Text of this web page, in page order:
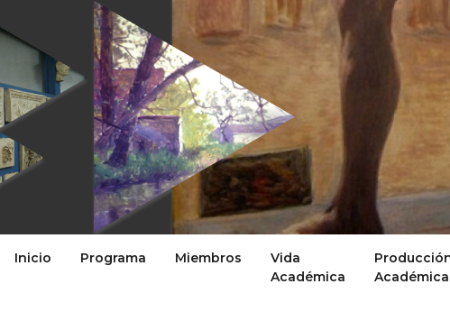
Inicio Programa Miembros
Vida
Académica
Académica